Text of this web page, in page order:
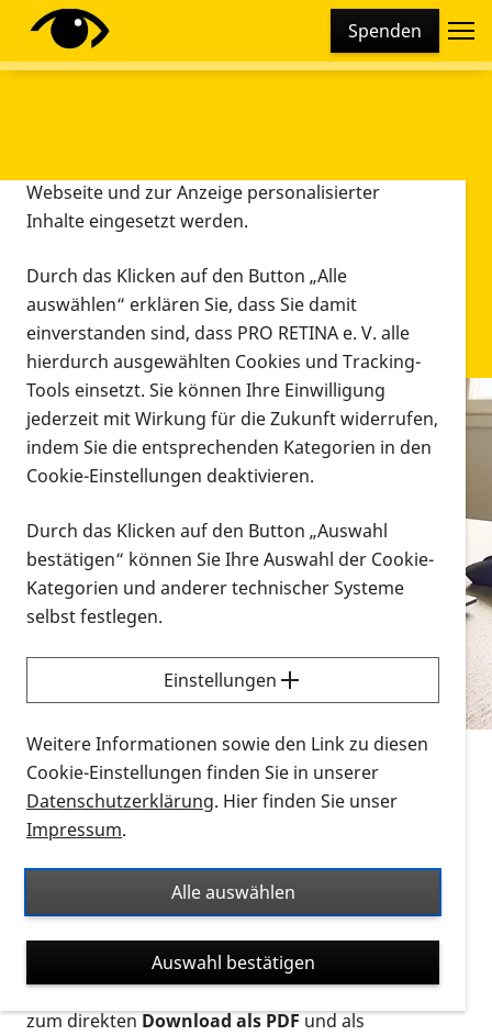
Spenden
Infomaterial
Infomaterial
Vorlesen
Alle Infomaterialien in verschiedenen
Formaten an einem Ort
Sie möchten wissen, wie Sie nach Infonmaterial
suchen und dieses bestellen bzw. herunterladen
können? Schauen Sie sich dieErklärvideos zum
Thema Infomaterial auf der PRO RETINA-Website
für blinde und sehbehinderte Menschen an.
Auf dieser Seite finden Sie sämtliches Infomaterial
Ort. Nutzen Sie den Formatfilter, um ausschließlich
nach Flyern und Broschüren, Audios oder Videos zu
suchen. Die meisten Flyer und Broschüren werden in
verschiedenen Formaten angeboten: zur
postalischen Bestellung als gedruckte Variante
zum direktenDownload als PDFund als
Diese Webseite setzt verschiedene Cookies und
Tracking-Tools ein. Dies beinhaltet Cookies und
Webseite und zur Anzeige personalisierter
Inhalte eingesetzt werden.
Durch das Klicken auf den Button „Alle
auswählen“ erklären Sie, dass Sie damit
einverstanden sind, dass PRO RETINA e. V. alle
hierdurch ausgewählten Cookies und Tracking-
Tools einsetzt. Sie können Ihre Einwilligung
jederzeit mit Wirkung für die Zukunft widerrufen,
indem Sie die entsprechenden Kategorien in den
Cookie-Einstellungen deaktivieren.
Durch das Klicken auf den Button „Auswahl
bestätigen“ können Sie Ihre Auswahl der Cookie-
Kategorien und anderer technischer Systeme
selbst festlegen.
Einstellungen
Weitere Informationen sowie den Link zu diesen
Cookie-Einstellungen finden Sie in unserer
Datenschutzerklärung. Hier finden Sie unser
Impressum.
Alle auswählen
Auswahl bestätigen